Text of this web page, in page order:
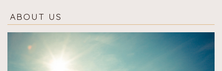
ABOUT US